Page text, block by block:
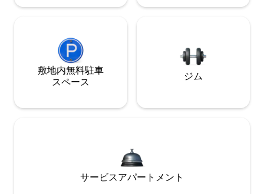
敷地内無料駐⁠車
ス⁠ペ⁠ー⁠ス
ジム
サービスアパートメント